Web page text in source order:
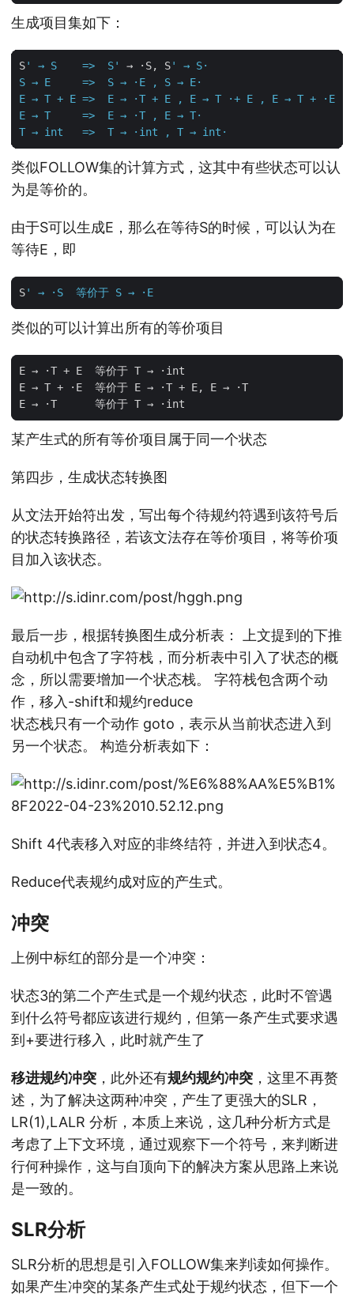
生成项目集如下：
S' → S    =>  S' → · S, S' → S·
S → E => S → · E , S → E·
E → T + E => E → ·T + E , E → T ·+ E , E → T + · E
E → T => E → ·T , E → T·
T → int => T → · int , T → int ·
类似FOLLOW集的计算方式，这其中有些状态可以认
为是等价的。
由于S可以生成E，那么在等待S的时候，可以认为在
等待E，即
S' → · S 等价于 S → · E
类似的可以计算出所有的等价项目
E → ·T + E 等价于 T → · int
E → T + · E 等价于 E → ·T + E, E → ·T
E → ·T 等价于 T → · int
某产生式的所有等价项目属于同一个状态
第四步，生成状态转换图
从文法开始符出发，写出每个待规约符遇到该符号后
的状态转换路径，若该文法存在等价项目，将等价项
目加入该状态。
最后一步，根据转换图生成分析表： 上文提到的下推
自动机中包含了字符栈，而分析表中引入了状态的概
念，所以需要增加一个状态栈。 字符栈包含两个动
作，移入-shift和规约reduce
状态栈只有一个动作 goto，表示从当前状态进入到
另一个状态。 构造分析表如下：
Shift 4代表移入对应的非终结符，并进入到状态4。
Reduce代表规约成对应的产生式。
冲突
上例中标红的部分是一个冲突：
状态3的第二个产生式是一个规约状态，此时不管遇
到什么符号都应该进行规约，但第一条产生式要求遇
到+要进行移入，此时就产生了
移进规约冲突 ，此外还有规约规约冲突 ，这里不再赘
述，为了解决这两种冲突，产生了更强大的SLR，
LR(1),LALR 分析，本质上来说，这几种分析方式是
考虑了上下文环境，通过观察下一个符号，来判断进
行何种操作，这与自顶向下的解决方案从思路上来说
是一致的。
SLR分析
SLR分析的思想是引入FOLLOW集来判读如何操作。
如果产生冲突的某条产生式处于规约状态，但下一个